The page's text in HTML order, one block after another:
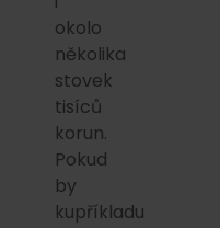
okolo
několika
stovek
tisíců
korun.
Pokud
by
kupříkladu